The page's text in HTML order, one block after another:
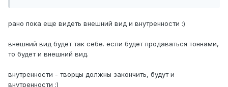
рано пока еще видеть внешний вид и внутренности :)
внешний вид будет так себе. если будет продаваться тоннами,
то будет и внешний вид.
внутренности - творцы должны закончить, будут и
внутренности :)